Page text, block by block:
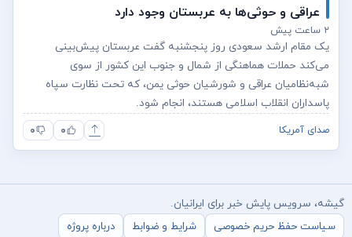
عراقی و حوثی‌ها به عربستان وجود دارد
۲ ساعت پیش
یک مقام ارشد سعودی روز پنجشنبه گفت عربستان پیش‌بینی
می‌کند حملات هماهنگی از شمال و جنوب این کشور از سوی
شبه‌نظامیان عراقی و شورشیان حوثی‌ یمن، که تحت نظارت سپاه
پاسداران انقلاب اسلامی هستند، انجام شود.
صدای آمریکا ۰ ۰
گیشه، سرویس پایش خبر برای ایرانیان.
سیاست حفظ حریم خصوصی
شرایط و ضوابط درباره پروژه